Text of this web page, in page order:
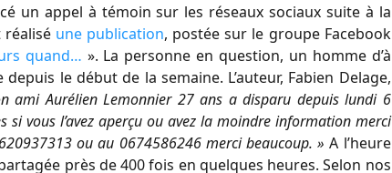
un appel à témoin sur les réseaux sociaux suite à la
réalisé une publication, postée sur le groupe Facebook
quand… ». La personne en question, un homme d’à
le début de la semaine. L’auteur, Fabien Delage,
ami Aurélien Lemonnier 27 ans a disparu depuis lundi 6
si vous l’avez aperçu ou avez la moindre information merci
ou au 0674586246 merci beaucoup. »A l’heure
près de 400 fois en quelques heures. Selon nos